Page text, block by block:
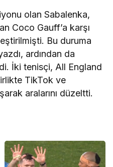
olan Sabalenka,
Coco Gauff’a karşı
Bu duruma
ardından da
İki tenisçi, All England
TikTok ve
aralarını düzeltti.